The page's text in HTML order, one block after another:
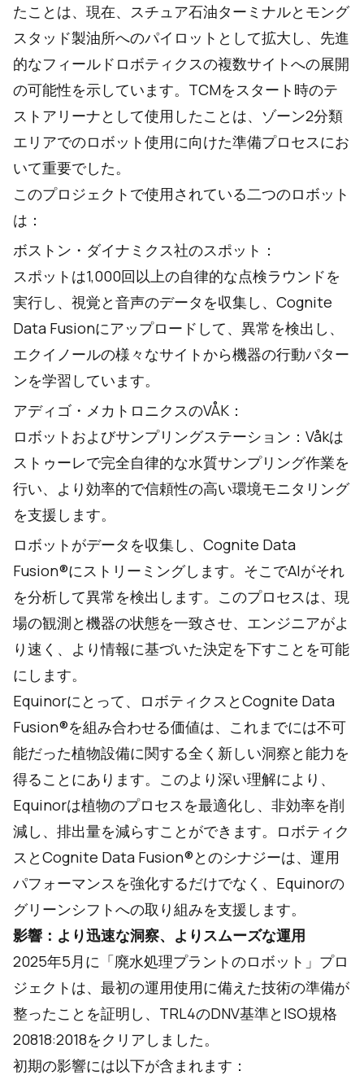
たことは、現在、スチュア石油ターミナルとモング
スタッド製油所へのパイロットとして拡大し、先進
的なフィールドロボティクスの複数サイトへの展開
の可能性を示しています。TCMをスタート時のテ
ストアリーナとして使用したことは、ゾーン2分類
エリアでのロボット使用に向けた準備プロセスにお
いて重要でした。
このプロジェクトで使用されている二つのロボット
は：
ボストン・ダイナミクス社のスポット：
スポットは1,000回以上の自律的な点検ラウンドを
実行し、視覚と音声のデータを収集し、Cognite
Data Fusionにアップロードして、異常を検出し、
エクイノールの様々なサイトから機器の行動パター
ンを学習しています。
アディゴ・メカトロニクスのVÅK ：
ロボットおよびサンプリングステーション：Våkは
ストゥーレで完全自律的な水質サンプリング作業を
行い、より効率的で信頼性の高い環境モニタリング
を支援します。
ロボットがデータを収集し、Cognite Data
Fusion®にストリーミングします。そこでAIがそれ
を分析して異常を検出します。このプロセスは、現
場の観測と機器の状態を一致させ、エンジニアがよ
り速く、より情報に基づいた決定を下すことを可能
にします。
Equinorにとって、ロボティクスとCognite Data
Fusion®を組み合わせる価値は、これまでには不可
能だった植物設備に関する全く新しい洞察と能力を
得ることにあります。このより深い理解により、
Equinorは植物のプロセスを最適化し、非効率を削
減し、排出量を減らすことができます。ロボティク
スとCognite Data Fusion®とのシナジーは、運用
パフォーマンスを強化するだけでなく、Equinorの
グリーンシフトへの取り組みを支援します。
影響：より迅速な洞察、よりスムーズな運用
2025年5月に「廃水処理プラントのロボット」プロ
ジェクトは、最初の運用使用に備えた技術の準備が
整ったことを証明し、TRL4のDNV基準とISO規格
20818:2018をクリアしました。
初期の影響には以下が含まれます：